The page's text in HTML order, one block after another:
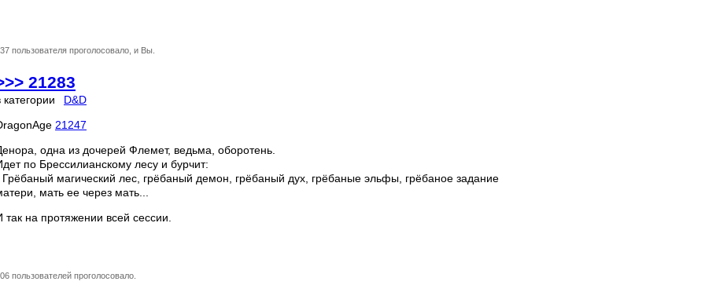
пользователя проголосовало, и Вы.
21283
категории
D&D
21247
одна из дочерей Флемет, ведьма, оборотень.
по Брессилианскому лесу и бурчит:
Грёбаный магический лес, грёбаный демон, грёбаный дух, грёбаные эльфы, грёбаное задание
мать ее через мать...
так на протяжении всей сессии.
пользователей проголосовало.